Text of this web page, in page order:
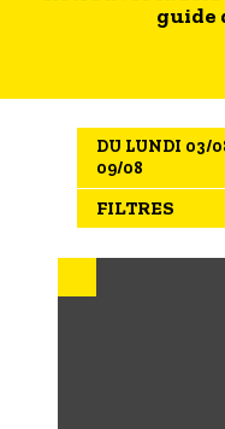
L'AGENDA
LES GUIDES
LES OFFRES
guide
DU LUNDI 03/
09/08
FILTRES